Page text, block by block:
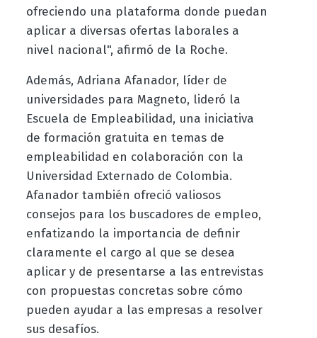
ofreciendo una plataforma donde puedan
aplicar a diversas ofertas laborales a
nivel nacional", afirmó de la Roche.
Además, Adriana Afanador, líder de
universidades para Magneto, lideró la
Escuela de Empleabilidad, una iniciativa
de formación gratuita en temas de
empleabilidad en colaboración con la
Universidad Externado de Colombia.
Afanador también ofreció valiosos
consejos para los buscadores de empleo,
enfatizando la importancia de definir
claramente el cargo al que se desea
aplicar y de presentarse a las entrevistas
con propuestas concretas sobre cómo
pueden ayudar a las empresas a resolver
sus desafíos.